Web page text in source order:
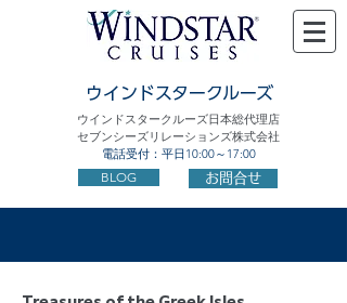
ウインドスタークルーズ
ウインドスタークルーズ日本総代理店
セブンシーズリレーションズ株式会社
電話受付：平日10:00～17:00
BLOG お問合せ